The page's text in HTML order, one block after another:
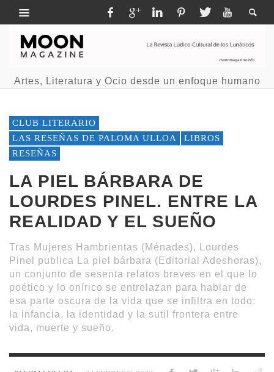
Artes, Literatura y Ocio desde un enfoque humano
CLUB LITERARIO
LAS RESEÑAS DE PALOMA ULLOA
LIBROS
RESEÑAS
LA PIEL BÁRBARA DE
LOURDES PINEL. ENTRE LA
REALIDAD Y EL SUEÑO
Tras Mujeres Hambrientas (Ménades), Lourdes
Pinel publica La piel bárbara (Editorial Adeshoras),
un conjunto de sesenta relatos breves en el que lo
poético y lo onírico se entrelazan para hablar de
esa parte oscura de la vida que se infiltra en todo:
la infancia, la identidad y la sutil frontera entre
vida, muerte y sueño.